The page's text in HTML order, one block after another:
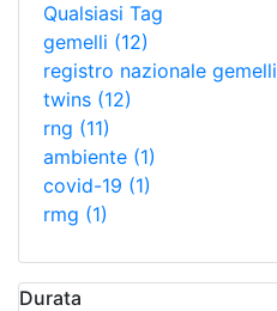
Qualsiasi Tag
gemelli (12)
registro nazionale gemelli
twins (12)
rng (11)
ambiente (1)
covid-19 (1)
rmg (1)
Durata